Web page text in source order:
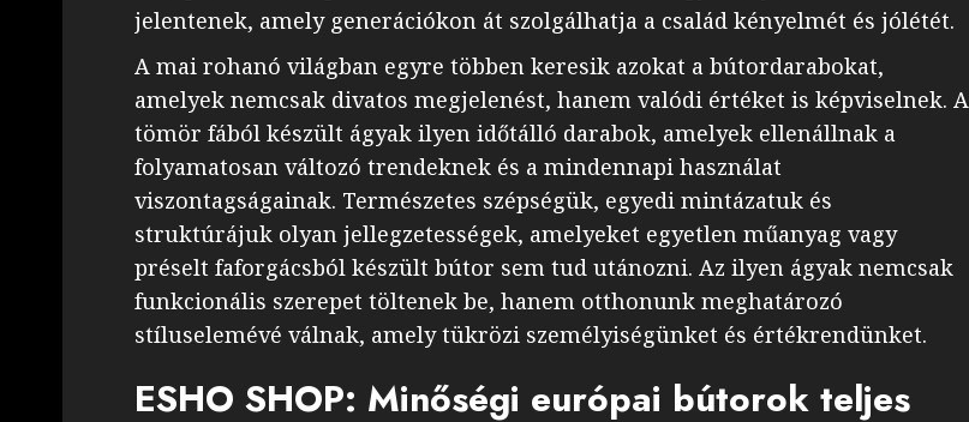
jelentenek, amely generációkon át szolgálhatja a család kényelmét és jólétét.
A mai rohanó világban egyre többen keresik azokat a bútordarabokat,
amelyek nemcsak divatos megjelenést, hanem valódi értéket is képviselnek. A
tömör fából készült ágyak ilyen időtálló darabok, amelyek ellenállnak a
folyamatosan változó trendeknek és a mindennapi használat
viszontagságainak. Természetes szépségük, egyedi mintázatuk és
struktúrájuk olyan jellegzetességek, amelyeket egyetlen műanyag vagy
préselt faforgácsból készült bútor sem tud utánozni. Az ilyen ágyak nemcsak
funkcionális szerepet töltenek be, hanem otthonunk meghatározó
stíluselemévé válnak, amely tükrözi személyiségünket és értékrendünket.
ESHO SHOP: Minőségi európai bútorok teljes